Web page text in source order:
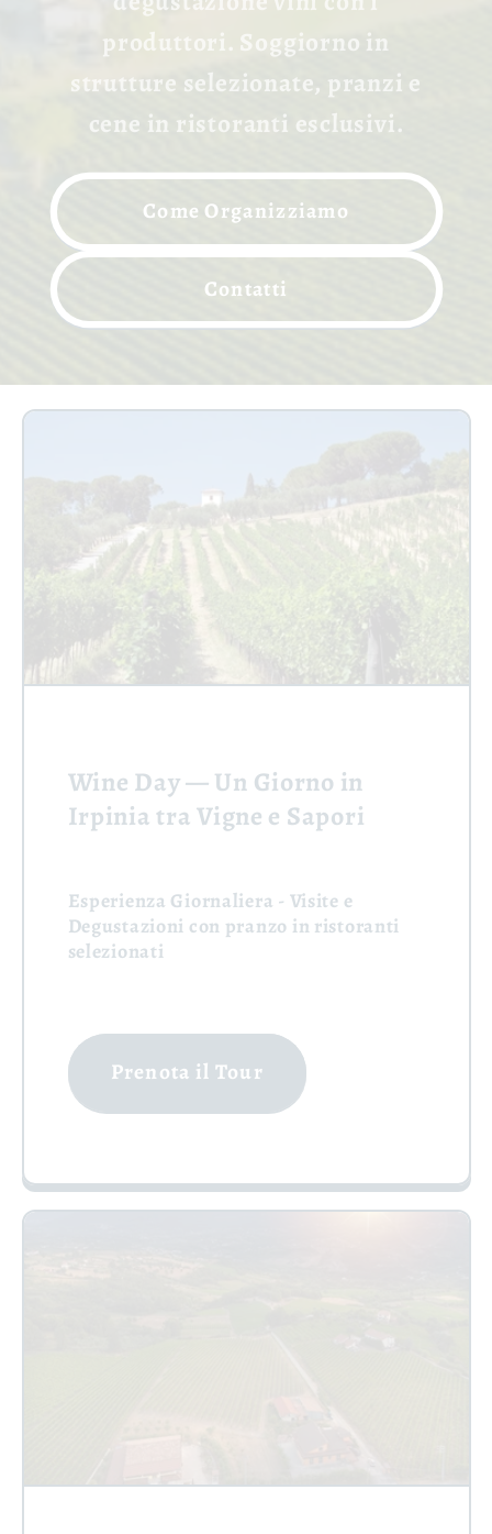
produttori. Soggiorno in
strutture selezionate, pranzi e
cene in ristoranti esclusivi.
Come Organizziamo
Contatti
Wine Day — Un Giorno in
Irpinia tra Vigne e Sapori
Esperienza Giornaliera - Visite e
Degustazioni con pranzo in ristoranti
selezionati
Prenota il Tour